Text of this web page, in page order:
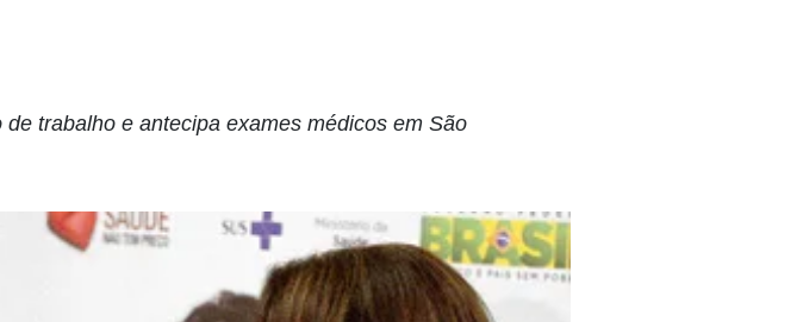
trabalho e antecipa exames médicos em São